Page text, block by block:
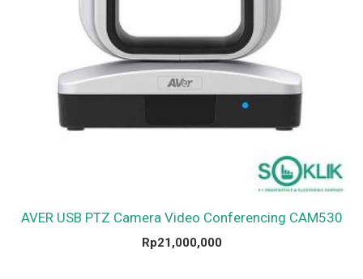
AVER USB PTZ Camera Video Conferencing CAM530
Rp21,000,000